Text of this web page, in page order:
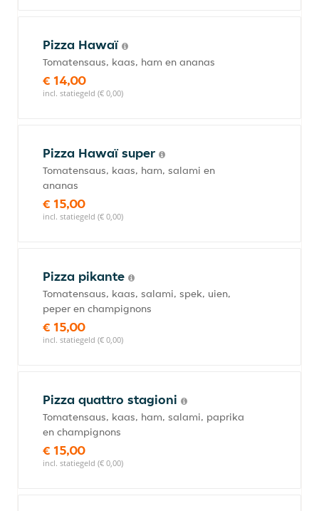
Pizza Hawaï
Tomatensaus, kaas, ham en ananas
€ 14,00
incl. statiegeld (€ 0,00)
Pizza Hawaï super
Tomatensaus, kaas, ham, salami en
ananas
€ 15,00
incl. statiegeld (€ 0,00)
Pizza pikante
Tomatensaus, kaas, salami, spek, uien,
peper en champignons
€ 15,00
incl. statiegeld (€ 0,00)
Pizza quattro stagioni
Tomatensaus, kaas, ham, salami, paprika
en champignons
€ 15,00
incl. statiegeld (€ 0,00)